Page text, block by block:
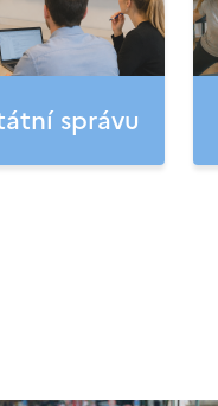
správu